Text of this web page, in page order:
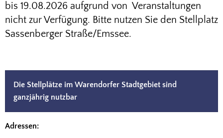
bis 19.08.2026 aufgrund von Veranstaltungen
nicht zur Verfügung. Bitte nutzen Sie den Stellplatz
Sassenberger Straße/Emssee.
Die Stellplätze im Warendorfer Stadtgebiet sind
ganzjährig nutzbar
Adressen: